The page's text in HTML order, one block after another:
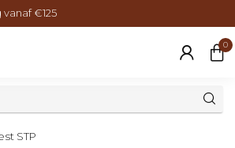
vanaf €125
0
STP